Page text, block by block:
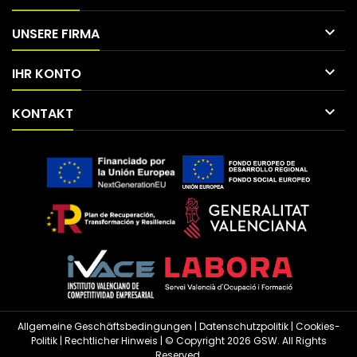
UNSERE FIRMA 
IHR KONTO 
KONTAKT 
Allgemeine Geschäftsbedingungen | Datenschutzpolitik| Cookies-
Politik| Rechtlicher Hinweis | © Copyright 2026 GSW. All Rights